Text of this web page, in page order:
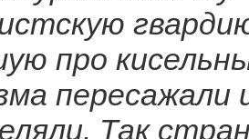
про
пересажали
Так